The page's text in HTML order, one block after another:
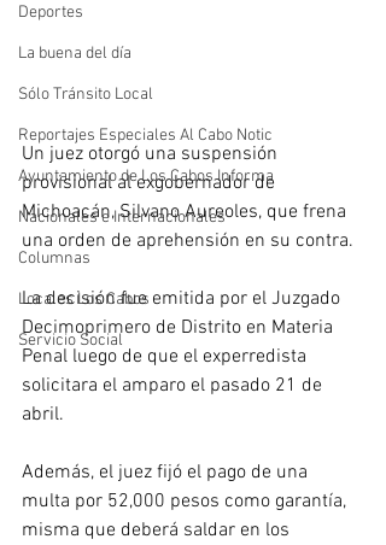
Deportes
La buena del día
Sólo Tránsito Local
Reportajes Especiales Al Cabo Notic
Ayuntamiento de Los Cabos Informa
Nacionales e Internacionales
Columnas
Locales Los Cabos
Servicio Social
Un juez otorgó una suspensión
provisional al exgobernador de
Michoacán, Silvano Aureoles, que frena
una orden de aprehensión en su contra.
La decisión fue emitida por el Juzgado
Decimoprimero de Distrito en Materia
Penal luego de que el experredista
solicitara el amparo el pasado 21 de
abril.
Además, el juez fijó el pago de una
multa por 52,000 pesos como garantía,
misma que deberá saldar en los